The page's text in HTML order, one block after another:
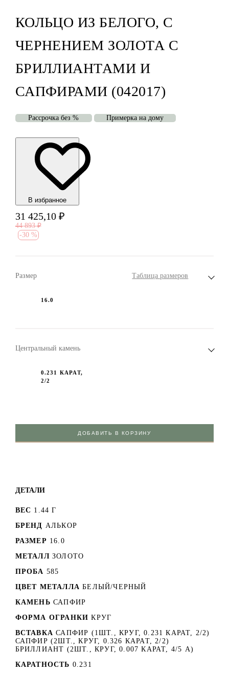
КОЛЬЦО ИЗ БЕЛОГО, С
ЧЕРНЕНИЕМ ЗОЛОТА С
БРИЛЛИАНТАМИ И
САПФИРАМИ (042017)
Рассрочка без % Примерка на дому
В избранноe
31 425,10 ₽
44 893 ₽
-30 %
Размер Таблица размеров
16.0
Центральный камень
0.231 КАРАТ,
2/2
ДОБАВИТЬ В КОРЗИНУ
ДЕТАЛИ
ВЕС 1.44 Г
БРЕНД АЛЬКОР
РАЗМЕР 16.0
МЕТАЛЛ ЗОЛОТО
ПРОБА 585
ЦВЕТ МЕТАЛЛА БЕЛЫЙ/ЧЕРНЫЙ
КАМЕНЬ САПФИР
ФОРМА ОГРАНКИ КРУГ
ВСТАВКА САПФИР (1ШТ., КРУГ, 0.231 КАРАТ, 2/2)
САПФИР (2ШТ., КРУГ, 0.326 КАРАТ, 2/2)
БРИЛЛИАНТ (2ШТ., КРУГ, 0.007 КАРАТ, 4/5 А)
КАРАТНОСТЬ 0.231